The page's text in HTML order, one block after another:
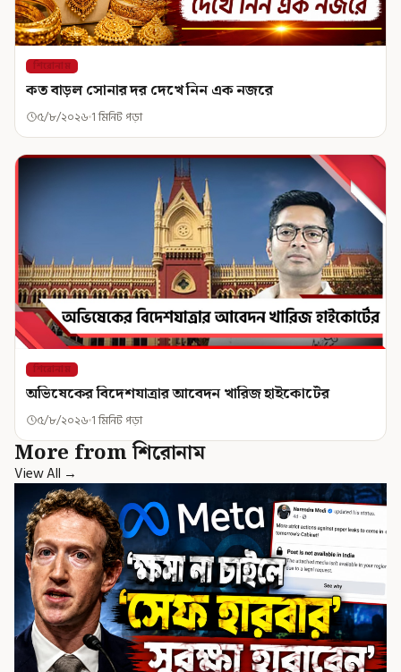
শিরোনাম
কত বাড়ল সোনার দর দেখে নিন এক নজরে
৫/৮/২০২৬ 1 মিনিট পড়া
শিরোনাম
অভিষেকের বিদেশযাত্রার আবেদন খারিজ হাইকোর্টের
৫/৮/২০২৬ 1 মিনিট পড়া
More from শিরোনাম
View All →